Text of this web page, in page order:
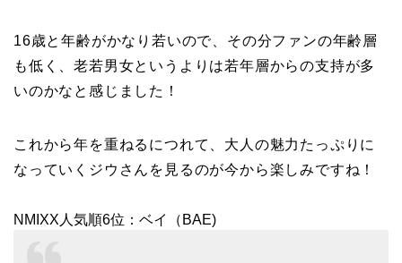
16歳と年齢がかなり若いので、その分ファンの年齢層
も低く、老若男女というよりは若年層からの支持が多
いのかなと感じました！
これから年を重ねるにつれて、大人の魅力たっぷりに
なっていくジウさんを見るのが今から楽しみですね！
NMIXX人気順6位：ベイ（BAE)